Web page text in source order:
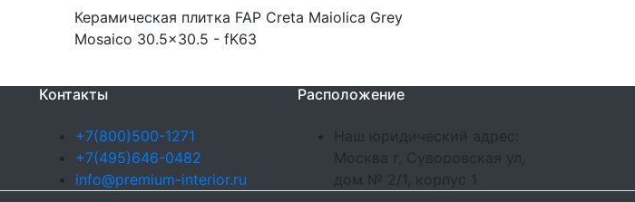
Керамическая плитка FAP Creta Maiolica Grey
Mosaico 30.5x30.5 - fK63
Контакты
+7(800)500-1271
+7(495)646-0482
info@premium-interior.ru
Расположение
Наш юридический адрес:
Москва г, Суворовская ул,
дом № 2/1, корпус 1